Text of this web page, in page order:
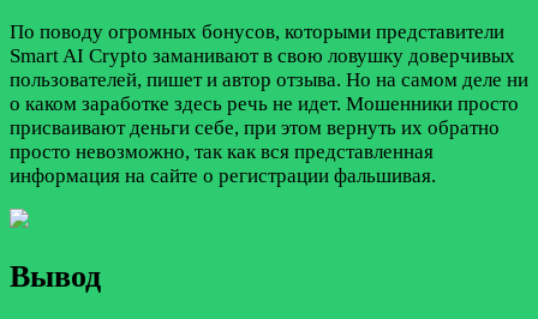
По поводу огромных бонусов, которыми представители
Smart AI Crypto заманивают в свою ловушку доверчивых
пользователей, пишет и автор отзыва. Но на самом деле ни
о каком заработке здесь речь не идет. Мошенники просто
присваивают деньги себе, при этом вернуть их обратно
просто невозможно, так как вся представленная
информация на сайте о регистрации фальшивая.
Вывод